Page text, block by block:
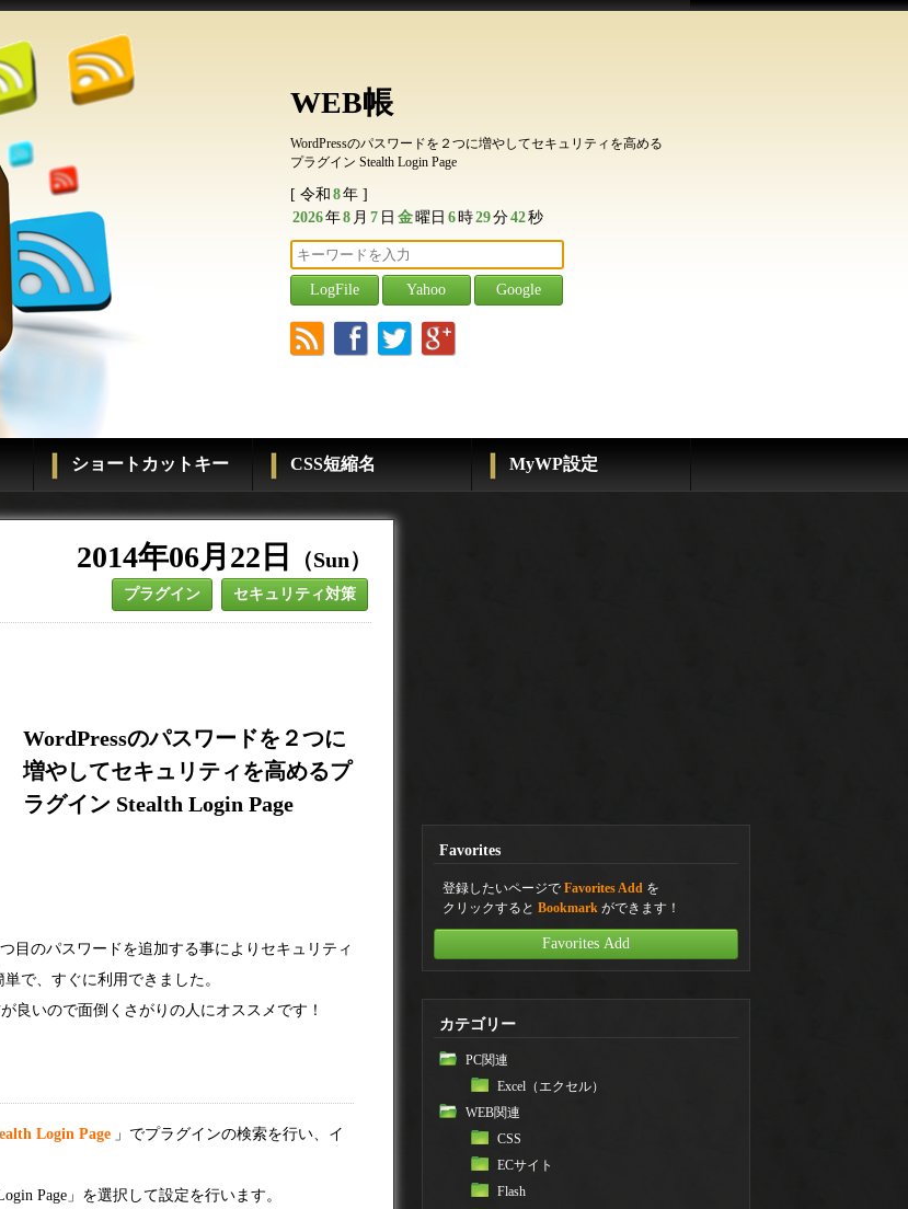
WEB帳
WordPressのパスワードを２つに増やしてセキュリティを高める
プラグイン Stealth Login Page
[ 令和 8年 ]
2026年8 月 7 日 金曜日 6 時29分43秒
r f t g
ショートカットキー CSS短縮名 MyWP設定
2014年06月22日 （Sun）
セキュリティ対策
プラグイン
WordPressのパスワードを２つに
増やしてセキュリティを高めるプ
ラグイン Stealth Login Page
目のパスワードを追加する事によりセキュリティ
で、すぐに利用できました。
良いので面倒くさがりの人にオススメです！
Login Page 」でプラグインの検索を行い、イ
Page」を選択して設定を行います。
Favorites
登録したいページで Favorites Add を
クリックすると Bookmark ができます！
Favorites Add
カテゴリー
PC関連
Excel（エクセル）
WEB関連
CSS
ECサイト
Flash